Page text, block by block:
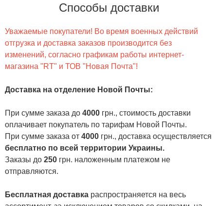
Способы доставки
Уважаемые покупатели! Во время военных действий
отгрузка и доставка заказов производится без
изменений, согласно графикам работы интернет-
магазина "RT" и ТОВ "Новая Почта"!
Доставка на отделение Новой Почты:
При сумме заказа до 4000 грн., стоимость доставки
оплачивает покупатель по тарифам Новой Почты.
При сумме заказа от 4000 грн., доставка осуществляется
бесплатно по всей территории Украины.
Заказы до 250 грн. наложенным платежом не
отправляются.
Бесплатная доставка распространяется на весь